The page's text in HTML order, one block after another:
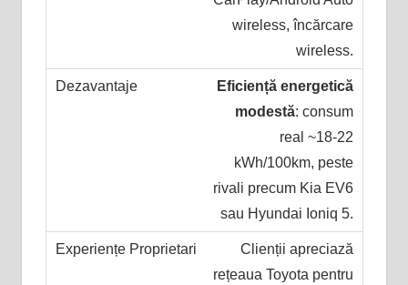
wireless, încărcare
wireless.
Eficiență energetică
modestă: consum
real ~18-22
kWh/100km, peste
rivali precum Kia EV6
sau Hyundai Ioniq 5.
Clienții apreciază
rețeaua Toyota pentru